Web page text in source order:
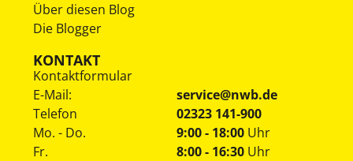
Über diesen Blog
Die Blogger
KONTAKT
Kontaktformular
E-Mail:
service@nwb.de
Telefon
02323 141-900
Mo. - Do.
Fr.
9:00 - 18:00 Uhr
8:00 - 16:30 Uhr